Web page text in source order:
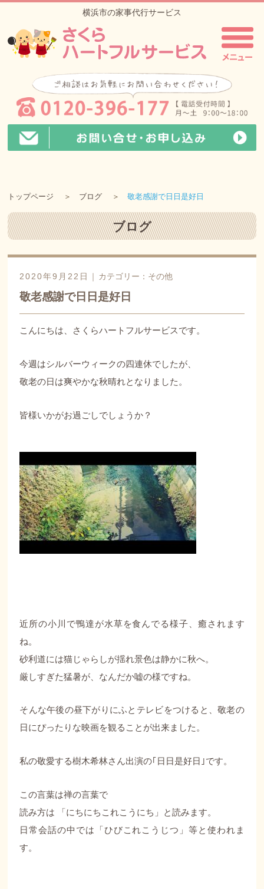
横浜市の家事代行サービス
トップページ ブログ 敬老感謝で日日是好日
ブログ
2020年9月22日｜ カテゴリー： その他
敬老感謝で日日是好日
こんにちは、さくらハートフルサービスです。
今週はシルバーウィークの四連休でしたが、
敬老の日は爽やかな秋晴れとなりました。
皆様いかがお過ごしでしょうか？
近所の小川で鴨達が水草を食んでる様子、癒されます
ね。
砂利道には猫じゃらしが揺れ景色は静かに秋へ。
厳しすぎた猛暑が、なんだか嘘の様ですね。
そんな午後の昼下がりにふとテレビをつけると、敬老の
日にぴったりな映画を観ることが出来ました。
私の敬愛する樹木希林さん出演の｢日日是好日｣です。
この言葉は禅の言葉で
読み方は 「にちにちこれこうにち」と読みます。
日常会話の中では「ひびこれこうじつ」等と使われま
す。